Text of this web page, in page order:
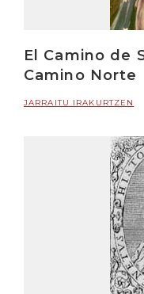
El Camino de
Camino Norte
JARRAITU IRAKURTZEN